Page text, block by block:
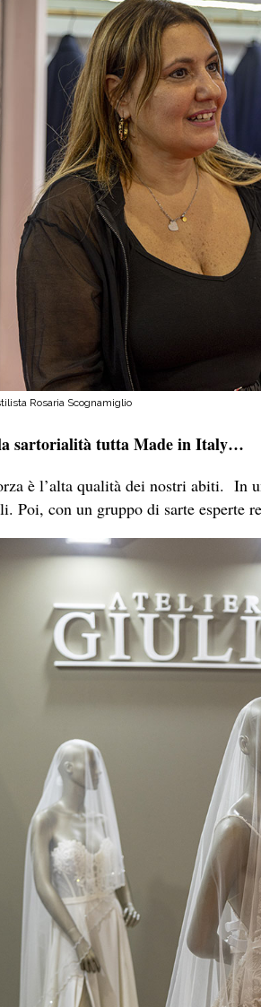
Rosaria Scognamiglio
sartorialità tutta Made in Italy…
è l’alta qualità dei nostri abiti. In
Poi, con un gruppo di sarte esperte